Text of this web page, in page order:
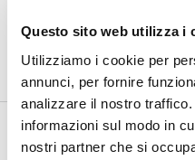
Questo sito web utilizza i
Utilizziamo i cookie per
annunci, per fornire
analizzare il nostro
informazioni sul modo in
nostri partner che si
Laura Pausini - Bologna
2026
Irama - Firenze 2026
Benvenuto nella pagina